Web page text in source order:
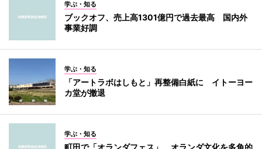
学ぶ・知る
ブックオフ、売上高1301億円で過去最高 国内外
事業好調
学ぶ・知る
「アートラボはしもと」再整備白紙に イトーヨー
カ堂が撤退
学ぶ・知る